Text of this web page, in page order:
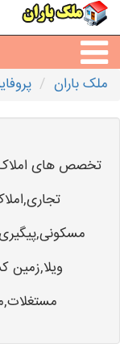
ملک باران
تخصص های املاک
ویلا,زمین